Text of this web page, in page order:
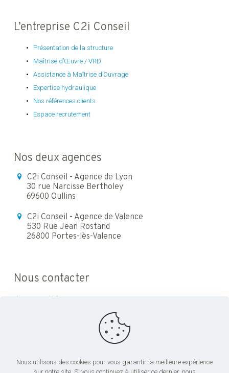
L’entreprise C2i Conseil
Présentation de la structure
Maîtrise d’Œuvre / VRD
Assistance à Maîtrise d’Ouvrage
Expertise hydraulique
Nos références clients
Espace recrutement
Nos deux agences
C2i Conseil - Agence de Lyon
30 rue Narcisse Bertholey
69600 Oullins
C2i Conseil - Agence de Valence
530 Rue Jean Rostand
26800 Portes-lès-Valence
Nous contacter
Nous utilisons des cookies pour vous garantir la meilleure expérience